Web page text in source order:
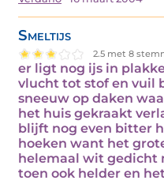
Smeltijs
2.5 met 8
er ligt nog ijs in
vlucht tot stof en vuil
sneeuw op daken
het huis gekraakt
blijft nog even bitter
hoeken want het
helemaal wit gedicht
toen ook helder en